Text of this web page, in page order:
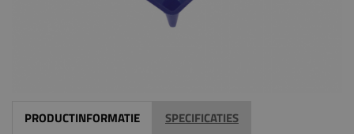
PRODUCTINFORMATIE SPECIFICATIES